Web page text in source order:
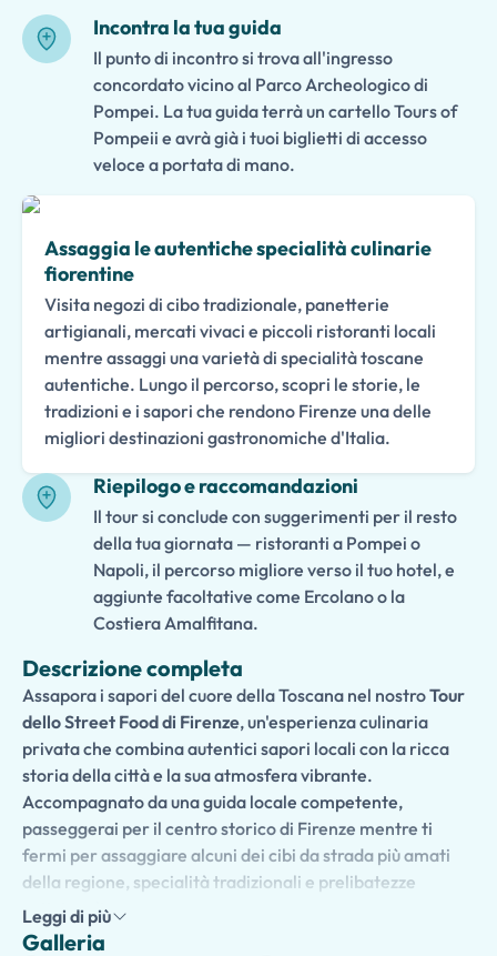
Incontra la tua guida
Il punto di incontro si trova all'ingresso
concordato vicino al Parco Archeologico di
Pompei. La tua guida terrà un cartello Tours of
Pompeii e avrà già i tuoi biglietti di accesso
veloce a portata di mano.
Assaggia le autentiche specialità culinarie
fiorentine
Visita negozi di cibo tradizionale, panetterie
artigianali, mercati vivaci e piccoli ristoranti locali
mentre assaggi una varietà di specialità toscane
autentiche. Lungo il percorso, scopri le storie, le
tradizioni e i sapori che rendono Firenze una delle
migliori destinazioni gastronomiche d'Italia.
Riepilogo e raccomandazioni
Il tour si conclude con suggerimenti per il resto
della tua giornata — ristoranti a Pompei o
Napoli, il percorso migliore verso il tuo hotel, e
aggiunte facoltative come Ercolano o la
Costiera Amalfitana.
Descrizione completa
Assapora i sapori del cuore della Toscana nel nostroTour
dello Street Food di Firenze, un'esperienza culinaria
privata che combina autentici sapori locali con la ricca
storia della città e la sua atmosfera vibrante.
Accompagnato da una guida locale competente,
passeggerai per il centro storico di Firenze mentre ti
fermi per assaggiare alcuni dei cibi da strada più amati
della regione, specialità tradizionali e prelibatezze
artigianali.
Leggi di più
Galleria